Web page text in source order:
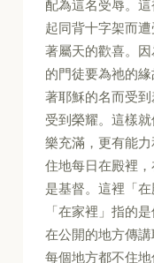
配為這名受辱。
起同背十字架而
著屬天的歡喜。
的門徒要為祂的
著耶穌的名而受
受到榮耀。這樣
樂充滿，更有能
住地每日在殿裡
是基督。這裡「
「在家裡」指的
在公開的地方傳
每個地方都不住